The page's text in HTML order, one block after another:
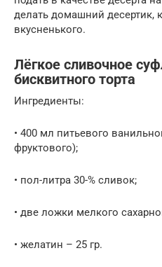
делать домашний десертик,
вкусненького.
Лёгкое сливочное
бисквитного торта
Ингредиенты:
• 400 мл питьевого
фруктового);
• пол-литра 30-% сливок;
• две ложки мелкого
• желатин – 25 гр.